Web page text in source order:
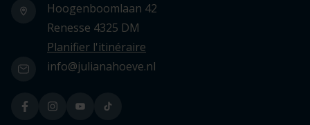
Hoogenboomlaan 42
Renesse 4325 DM
Planifier l'itinéraire
info@julianahoeve.nl